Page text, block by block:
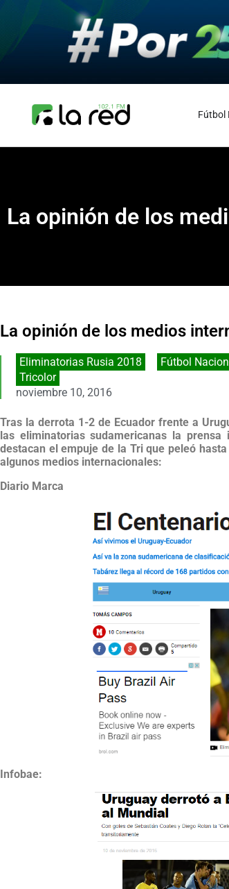
Fútbol
La opinión de los
La opinión de los medios
Eliminatorias Rusia 2018
Fútbol
Tricolor
noviembre 10, 2016
Tras la derrota 1-2 de Ecuador frente a
las eliminatorias sudamericanas la
destacan el empuje de la Tri que peleó
algunos medios internacionales:
Diario Marca
Infobae: